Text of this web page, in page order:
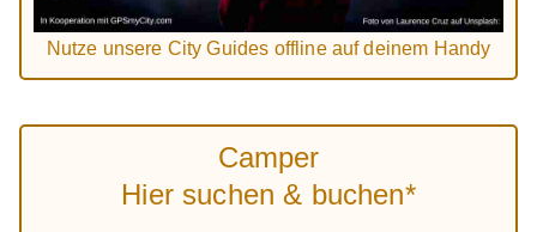
Nutze unsere City Guides offline auf deinem Handy
Camper
Hier suchen & buchen*